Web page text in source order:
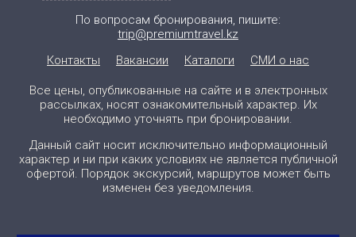
По вопросам бронирования, пишите:
trip@premiumtravel.kz
Контакты
Вакансии Каталоги СМИ о нас
Все цены, опубликованные на сайте и в электронных
рассылках, носят ознакомительный характер. Их
необходимо уточнять при бронировании.
Данный сайт носит исключительно информационный
характер и ни при каких условиях не является публичной
офертой. Порядок экскурсий, маршрутов может быть
изменен без уведомления.